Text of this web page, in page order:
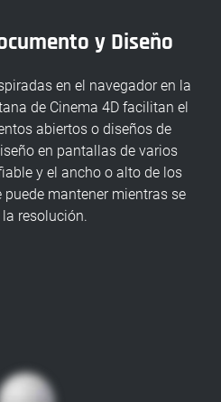
y Diseño
en el navegador en la
de Cinema 4D facilitan el
abiertos o diseños de
en pantallas de varios
y el ancho o alto de los
mantener mientras se
resolución.